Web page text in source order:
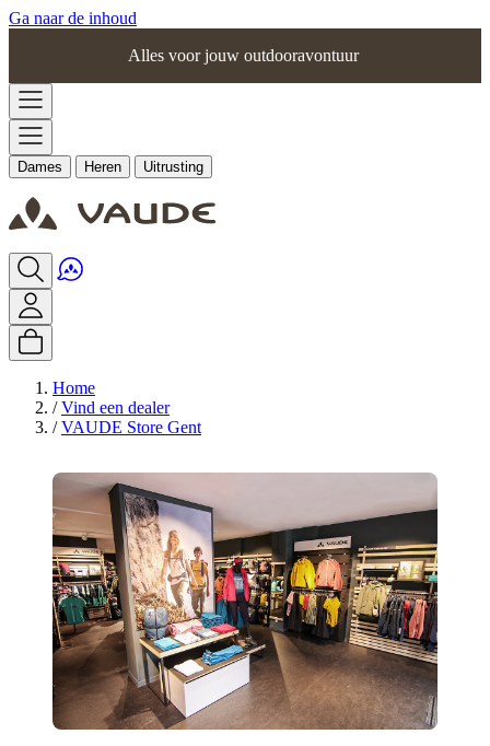
Ga naar de inhoud
Alles voor jouw outdooravontuur
Dames Heren Uitrusting
Home
/ Vind een dealer
/ VAUDE Store Gent